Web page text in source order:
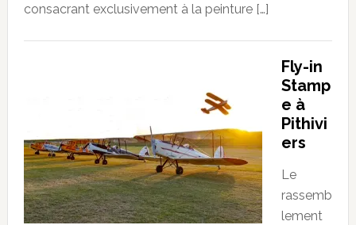
consacrant exclusivement à la peinture […]
Fly-in
Stamp
e à
Pithivi
ers
Le
rassemb
lement